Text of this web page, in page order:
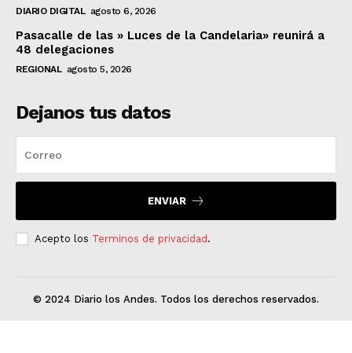
DIARIO DIGITAL agosto 6, 2026
Pasacalle de las » Luces de la Candelaria» reunirá a
48 delegaciones
REGIONAL agosto 5, 2026
Dejanos tus datos
ENVIAR
Acepto los Terminos de privacidad .
© 2024 Diario los Andes. Todos los derechos reservados.